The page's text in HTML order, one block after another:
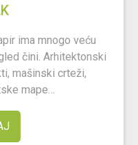
ima mnogo veću
čini. Arhitektonski
mašinski crteži,
mape…